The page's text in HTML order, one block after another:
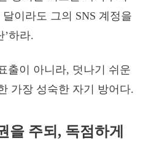
이라도 그의 SNS 계정을
’하라.
출이 아니라, 덧나기 쉬운
가장 성숙한 자기 방어다.
을 주되, 독점하게